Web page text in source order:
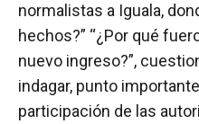
normalistas a Iguala,
hechos?” “¿Por qué
nuevo ingreso?”,
indagar, punto
participación de las